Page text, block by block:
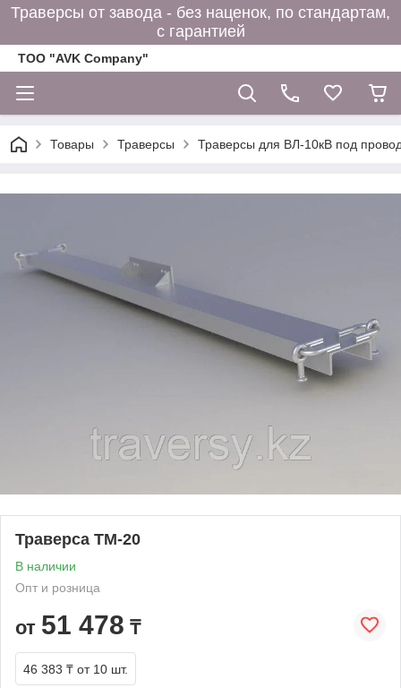
Траверсы от завода - без наценок, по стандартам,
с гарантией
ТОО "AVK Company"
Товары Траверсы Траверсы для ВЛ-10кВ под
Траверса ТМ-20
В наличии
Опт и розница
от 51 478 ₸
46 383 ₸ от 10 шт.